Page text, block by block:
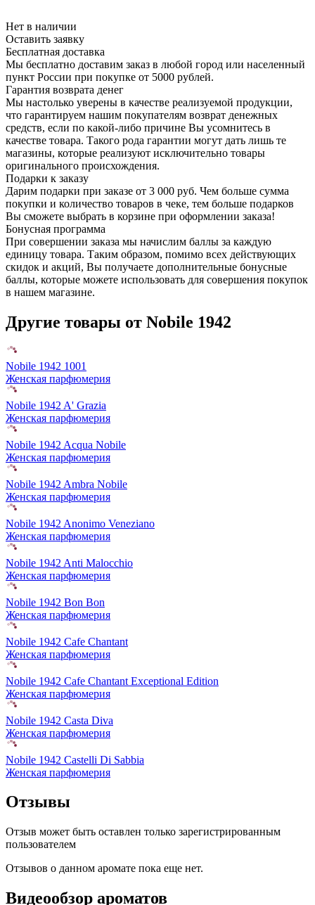
Нет в наличии
Оставить заявку
Бесплатная доставка
Мы бесплатно доставим заказ в любой город или населенный
пункт России при покупке от 5000 рублей.
Гарантия возврата денег
Мы настолько уверены в качестве реализуемой продукции,
что гарантируем нашим покупателям возврат денежных
средств, если по какой-либо причине Вы усомнитесь в
качестве товара. Такого рода гарантии могут дать лишь те
магазины, которые реализуют исключительно товары
оригинального происхождения.
Подарки к заказу
Дарим подарки при заказе от 3 000 руб. Чем больше сумма
покупки и количество товаров в чеке, тем больше подарков
Вы сможете выбрать в корзине при оформлении заказа!
Бонусная программа
При совершении заказа мы начислим баллы за каждую
единицу товара. Таким образом, помимо всех действующих
скидок и акций, Вы получаете дополнительные бонусные
баллы, которые можете использовать для совершения покупок
в нашем магазине.
Другие товары от Nobile 1942
Nobile 1942 1001
Женская парфюмерия
Nobile 1942 A' Grazia
Женская парфюмерия
Nobile 1942 Acqua Nobile
Женская парфюмерия
Nobile 1942 Ambra Nobile
Женская парфюмерия
Nobile 1942 Anonimo Veneziano
Женская парфюмерия
Nobile 1942 Anti Malocchio
Женская парфюмерия
Nobile 1942 Bon Bon
Женская парфюмерия
Nobile 1942 Cafe Chantant
Женская парфюмерия
Nobile 1942 Cafe Chantant Exceptional Edition
Женская парфюмерия
Nobile 1942 Casta Diva
Женская парфюмерия
Nobile 1942 Castelli Di Sabbia
Женская парфюмерия
Отзывы
Отзыв может быть оставлен только зарегистрированным
пользователем
Отзывов о данном аромате пока еще нет.
Видеообзор ароматов